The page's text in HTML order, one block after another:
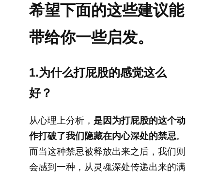
希望下面的这些建议能
带给你一些启发。
1.为什么打屁股的感觉这么
好？
从心理上分析， 是因为打屁股的这个动
作打破了我们隐藏在内心深处的禁忌。
而当这种禁忌被释放出来之后，我们则
会感到一种，从灵魂深处传递出来的满